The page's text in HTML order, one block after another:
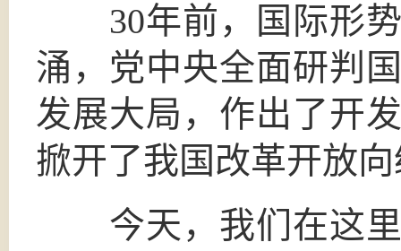
30年前，国际形势
涌，党中央全面研判
发展大局，作出了开
掀开了我国改革开放
今天，我们在这里